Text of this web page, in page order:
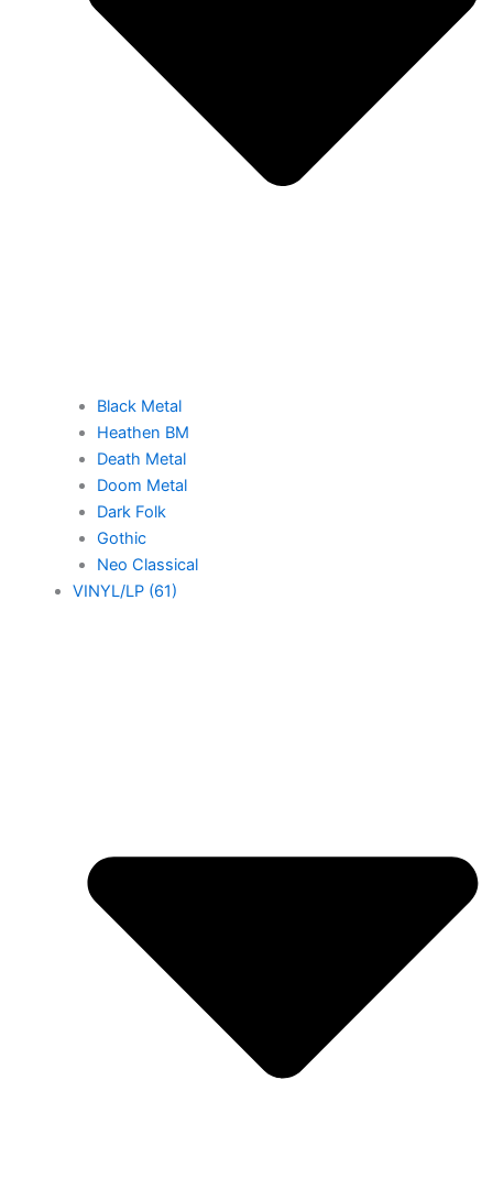
Black Metal
Heathen BM
Death Metal
Doom Metal
Dark Folk
Gothic
Neo Classical
VINYL/LP (61)